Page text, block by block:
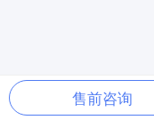
售前咨询